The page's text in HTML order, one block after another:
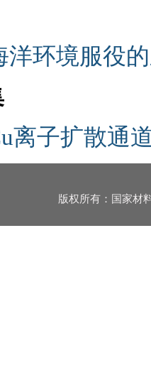
洋环境服役
离子扩散通
版权所有：国家材